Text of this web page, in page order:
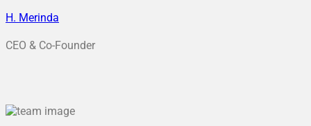
H. Merinda
CEO & Co-Founder